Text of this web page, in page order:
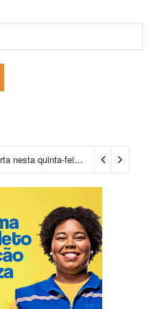
Casa do Benin será reaberta nesta quinta-feira (6) 15 horas ago